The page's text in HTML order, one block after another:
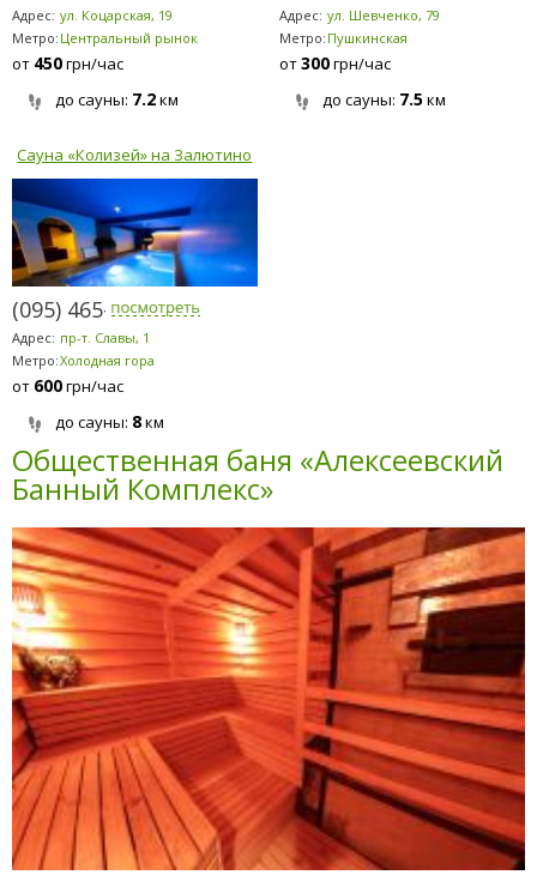
Адрес: ул. Коцарская, 19
Метро: Центральный рынок
от 450грн/час
до сауны: 7.2км
Адрес: ул. Шевченко, 79
Метро: Пушкинская
от300грн/час
до сауны: 7.5км
Сауна «Колизей» на Залютино
(095) 465-4321
Адрес: пр-т. Славы, 1
Метро:Холодная гора
от 600грн/час
до сауны: 8км
Общественная баня «Алексеевский
Банный Комплекс»